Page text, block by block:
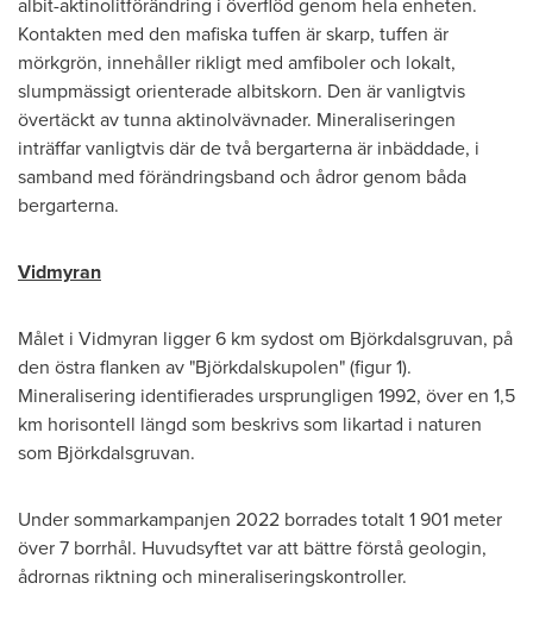
Kontakten med den mafiska tuffen är skarp, tuffen är
mörkgrön, innehåller rikligt med amfiboler och lokalt,
slumpmässigt orienterade albitskorn. Den är vanligtvis
övertäckt av tunna aktinolvävnader. Mineraliseringen
inträffar vanligtvis där de två bergarterna är inbäddade, i
samband med förändringsband och ådror genom båda
bergarterna.
Vidmyran
Målet i Vidmyran ligger 6 km sydost om Björkdalsgruvan, på
den östra flanken av "Björkdalskupolen" (figur 1).
Mineralisering identifierades ursprungligen 1992, över en 1,5
km horisontell längd som beskrivs som likartad i naturen
som Björkdalsgruvan.
Under sommarkampanjen 2022 borrades totalt 1 901 meter
över 7 borrhål. Huvudsyftet var att bättre förstå geologin,
ådrornas riktning och mineraliseringskontroller.